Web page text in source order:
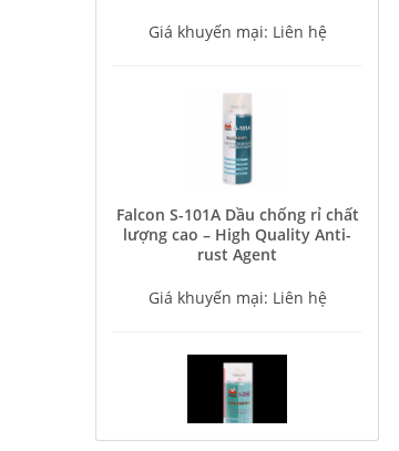
Falcon S-101A Dầu chống rỉ chất
lượng cao – High Quality Anti-
rust Agent